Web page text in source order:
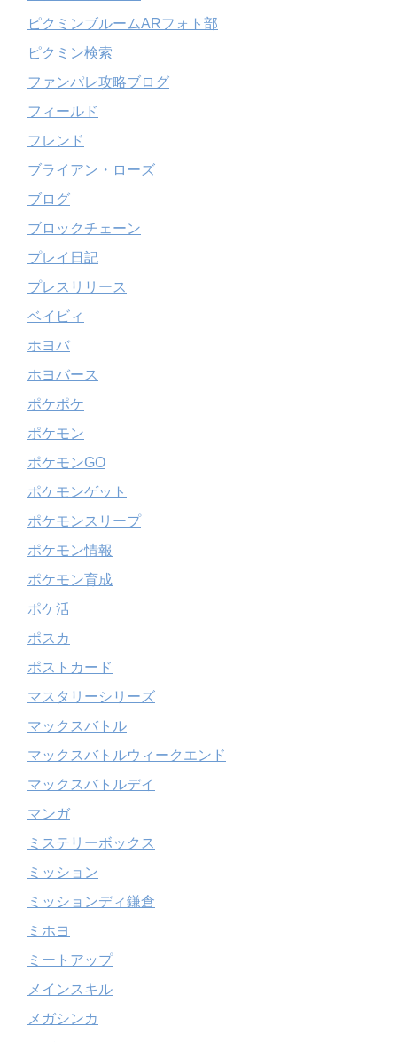
ピクミンブルームARフォト部
ピクミン検索
ファンパレ攻略ブログ
フィールド
フレンド
ブライアン・ローズ
ブログ
ブロックチェーン
プレイ日記
プレスリリース
ベイビィ
ホヨバ
ホヨバース
ポケポケ
ポケモン
ポケモンGO
ポケモンゲット
ポケモンスリープ
ポケモン情報
ポケモン育成
ポケ活
ポスカ
ポストカード
マスタリーシリーズ
マックスバトル
マックスバトルウィークエンド
マックスバトルデイ
マンガ
ミステリーボックス
ミッション
ミッションディ鎌倉
ミホヨ
ミートアップ
メインスキル
メガシンカ